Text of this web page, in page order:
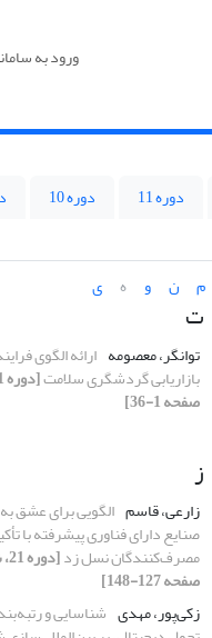
ورود به
دوره 11 دوره 10
م ن و ه ی
ت
توانگر، معصومه ارائه الگوی
بازاریابی گردشگری سلامت
صفحه 1-36]
ز
زارعی، قاسم الگویی برای عشق
صنایع دارای فناوری پیشرفته با
مصرف‌کنندگان نسل زد
صفحه 127-148]
زکی‌پور، مهدی شناسایی و